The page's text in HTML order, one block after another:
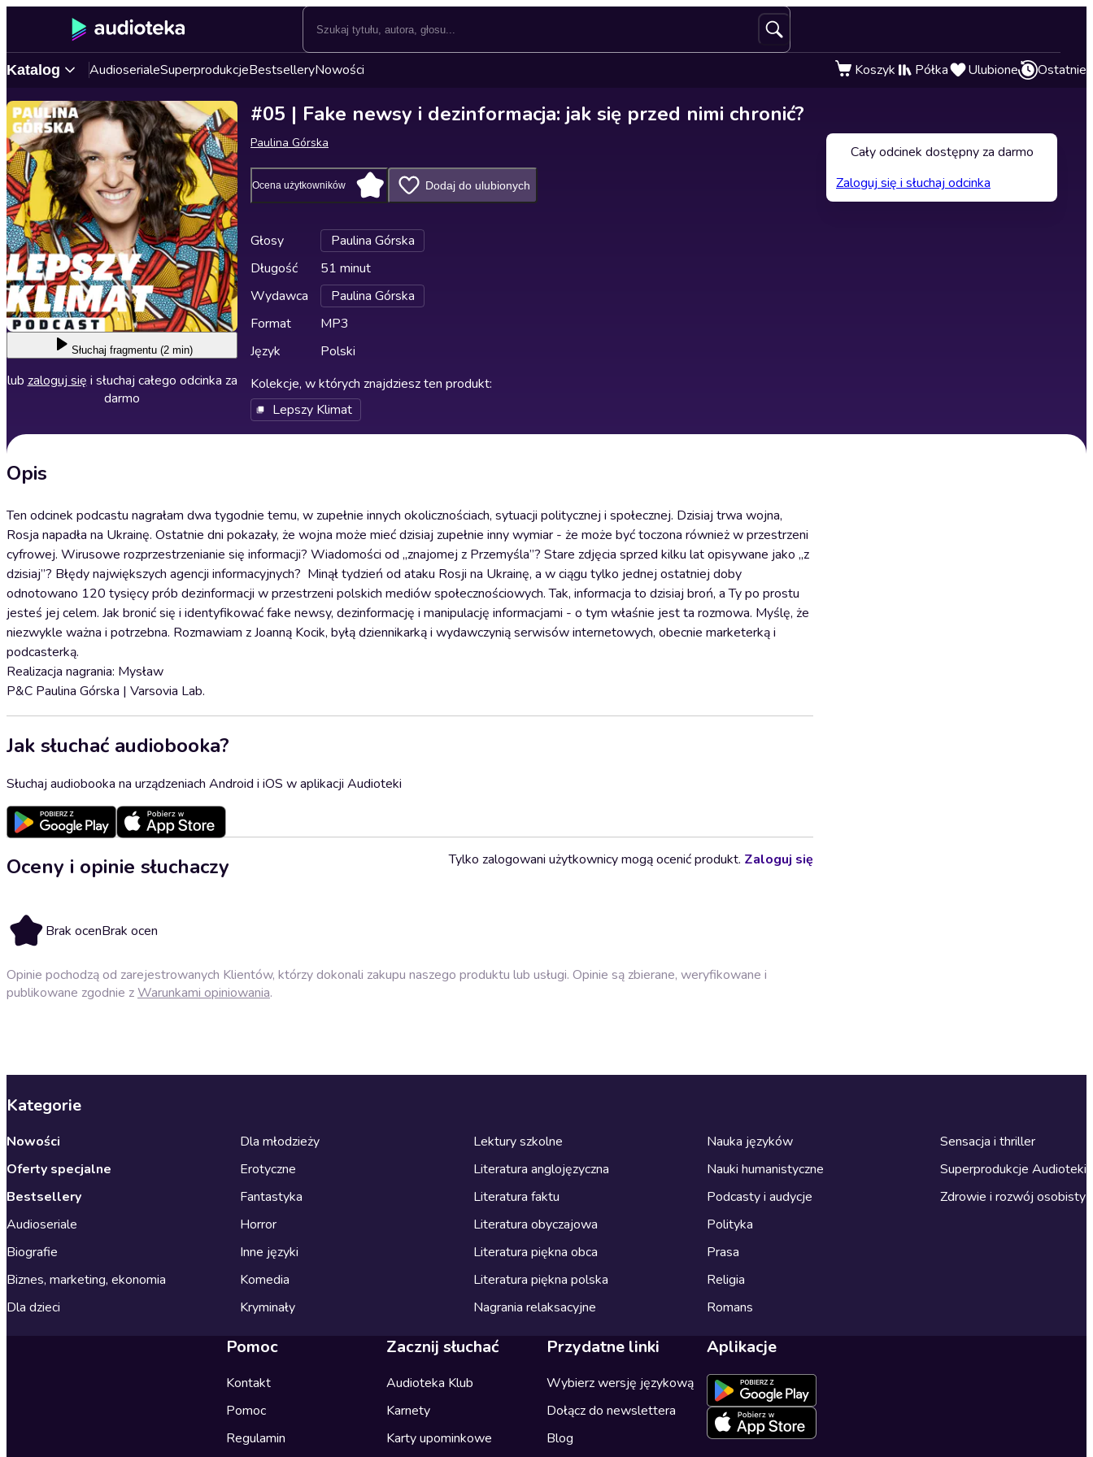
Katalog AudioserialeSuperprodukcjeBestselleryNowości Koszyk Półka Ulubione Ostatnie
Słuchaj fragmentu (2 min)
lub zaloguj się i słuchaj całego odcinka za
darmo
#05 | Fake newsy i dezinformacja: jak się przed nimi chronić?
Paulina Górska
Ocena użytkowników Dodaj do ulubionych
Głosy
Paulina Górska
Długość
51 minut
Wydawca
Paulina Górska
Format
MP3
Język
Polski
Kolekcje, w których znajdziesz ten produkt:
Lepszy Klimat
Opis
Ten odcinek podcastu nagrałam dwa tygodnie temu, w zupełnie innych okolicznościach, sytuacji politycznej i społecznej. Dzisiaj trwa wojna,
Rosja napadła na Ukrainę. Ostatnie dni pokazały, że wojna może mieć dzisiaj zupełnie inny wymiar - że może być toczona również w przestrzeni
cyfrowej. Wirusowe rozprzestrzenianie się informacji? Wiadomości od „znajomej z Przemyśla”? Stare zdjęcia sprzed kilku lat opisywane jako „z
dzisiaj”? Błędy największych agencji informacyjnych? Minął tydzień od ataku Rosji na Ukrainę, a w ciągu tylko jednej ostatniej doby
odnotowano 120 tysięcy prób dezinformacji w przestrzeni polskich mediów społecznościowych. Tak, informacja to dzisiaj broń, a Ty po prostu
jesteś jej celem. Jak bronić się i identyfikować fake newsy, dezinformację i manipulację informacjami - o tym właśnie jest ta rozmowa. Myślę, że
niezwykle ważna i potrzebna. Rozmawiam z Joanną Kocik, byłą dziennikarką i wydawczynią serwisów internetowych, obecnie marketerką i
podcasterką.
Realizacja nagrania: Mysław
P&C Paulina Górska | Varsovia Lab.
Jak słuchać audiobooka?
Słuchaj audiobooka na urządzeniach Android i iOS w aplikacji Audioteki
Oceny i opinie słuchaczy
Brak ocenBrak ocen
Tylko zalogowani użytkownicy mogą ocenić produkt. Zaloguj się
Opinie pochodzą od zarejestrowanych Klientów, którzy dokonali zakupu naszego produktu lub usługi. Opinie są zbierane, weryfikowane i
publikowane zgodnie zWarunkami opiniowania.
Cały odcinek dostępny za darmo
Zaloguj się i słuchaj odcinka
Kategorie
Nowości
Oferty specjalne
Bestsellery
Audioseriale
Biografie
Biznes, marketing, ekonomia
Dla dzieci
Dla młodzieży
Erotyczne
Fantastyka
Horror
Inne języki
Komedia
Kryminały
Lektury szkolne
Literatura anglojęzyczna
Literatura faktu
Literatura obyczajowa
Literatura piękna obca
Literatura piękna polska
Nagrania relaksacyjne
Nauka języków
Nauki humanistyczne
Podcasty i audycje
Polityka
Prasa
Religia
Romans
Sensacja i thriller
Superprodukcje Audioteki
Zdrowie i rozwój osobisty
Pomoc
Kontakt
Pomoc
Regulamin
Zacznij słuchać
Audioteka Klub
Karnety
Karty upominkowe
Przydatne linki
Wybierz wersję językową
Dołącz do newslettera
Blog
Aplikacje